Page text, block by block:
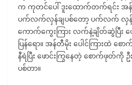
က ကုတင်ပေါ် ဒူးထောက်တက်ရင်း အန်တီ
ပက်လက်လှန်ချပစ်တော့ ပက်လက် လှန်
ကောက်ကွေးကြား လက်နဲ့ချိတ်ဆွဲပြီး ပ
ပြန်ရော။ အန်တီမိုး ပေါင်ကြားထဲ စေ
နီရဲပြီး ဖောင်းကြွနေတဲ့ စောက်ဖုတ်ကို
ပစ်တာ။